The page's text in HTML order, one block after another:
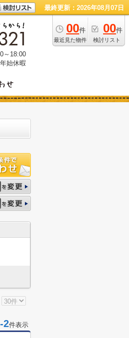
最終更新：2026年08月07日
00件
最近見た物件
00件
検討リスト
～18:00
始休暇
件表示